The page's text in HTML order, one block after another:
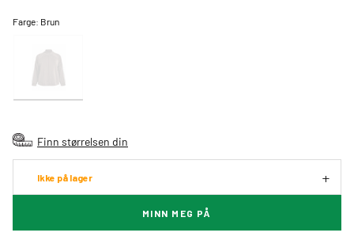
Farge: Brun
Finn størrelsen din
Ikke på lager
MINN MEG PÅ